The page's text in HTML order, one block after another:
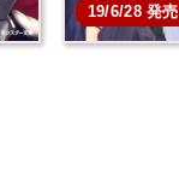
19/6/28 発売